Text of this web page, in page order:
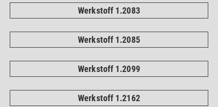
Werkstoff 1.2083
Werkstoff 1.2085
Werkstoff 1.2099
Werkstoff 1.2162